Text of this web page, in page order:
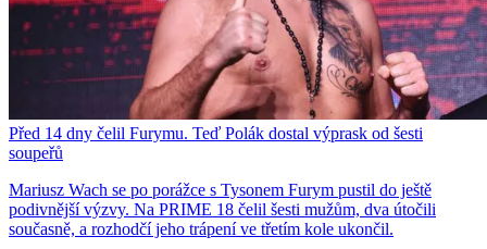
Před 14 dny čelil Furymu. Teď Polák dostal výprask od šesti
soupeřů
Mariusz Wach se po porážce s Tysonem Furym pustil do ještě
podivnější výzvy. Na PRIME 18 čelil šesti mužům, dva útočili
současně, a rozhodčí jeho trápení ve třetím kole ukončil.